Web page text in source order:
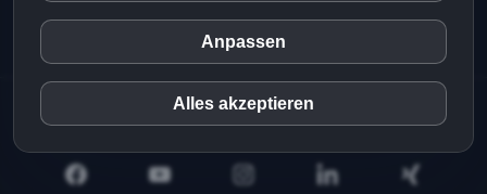
© 2026 Greiner coaching & media GmbH |
Matomo (Piwik)
Anpassen
Alles akzeptieren